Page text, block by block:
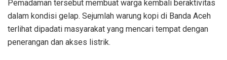
Pemadaman tersebut membuat warga kembali beraktivitas
dalam kondisi gelap. Sejumlah warung kopi di Banda Aceh
terlihat dipadati masyarakat yang mencari tempat dengan
penerangan dan akses listrik.